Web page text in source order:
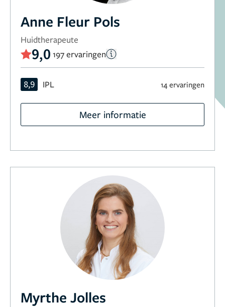
Anne Fleur Pols
Huidtherapeute
9,0 197 ervaringen
8,9 IPL 14 ervaringen
Meer informatie
Myrthe Jolles